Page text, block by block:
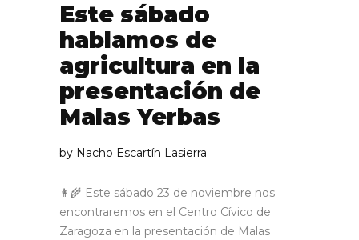
Este sábado
hablamos de
agricultura en la
presentación de
Malas Yerbas
by Nacho Escartín Lasierra
👩‍🌾 Este sábado 23 de noviembre nos
encontraremos en el Centro Cívico de
Zaragoza en la presentación de Malas